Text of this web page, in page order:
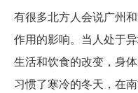
有很多北方人会说广州
作用的影响。当人处于
生活和饮食的改变，身
习惯了寒冷的冬天，在